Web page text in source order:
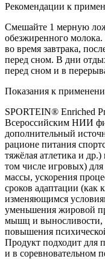
Рекомендации к
Смешайте 1 мерную
обезжиренного
во время завтрака,
перед сном. В дни
перед сном и в
Показания к
SPORTEIN® Enriched
Всероссийским НИИ
дополнительный
рационе питания
тяжёлая атлетика и
том числе игровых)
массы, ускорения
сроков адаптации (как
изменяющимся
уменьшения жировой
мышц и выносливости,
повышения
Продукт подходит для
и в соревновательном